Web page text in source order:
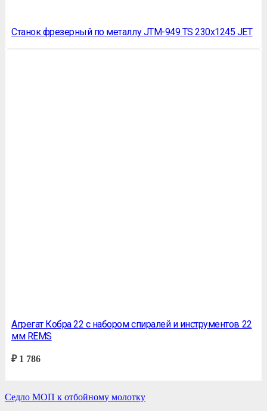
Станок фрезерный по металлу JTM-949 TS 230х1245 JET
Агрегат Кобра 22 c набором спиралей и инструментов 22
мм REMS
₽1 786
Седло МОП к отбойному молотку